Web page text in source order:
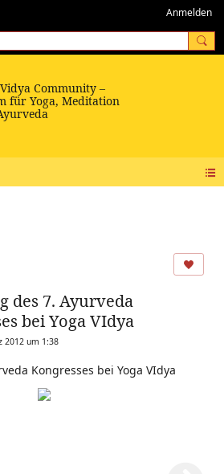
Anmelden
des 7. Ayurveda
bei Yoga VIdya
2012 um 1:38
Kongresses bei Yoga VIdya